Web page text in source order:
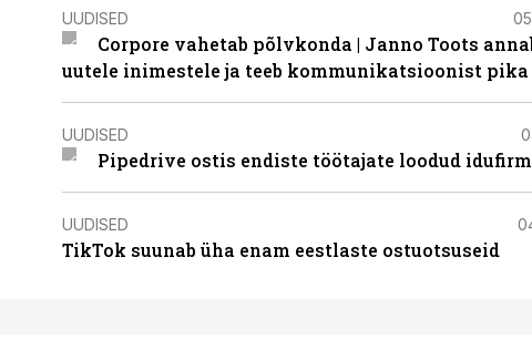
UUDISED
Corpore vahetab põlvkonda | Janno Toots
uutele inimestele ja teeb kommunikatsioonist pika
UUDISED
Pipedrive ostis endiste töötajate loodud
UUDISED
TikTok suunab üha enam eestlaste ostuotsuseid